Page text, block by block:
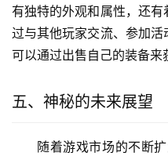
有独特的外观和属性，还
过与其他玩家交流、参加
可以通过出售自己的装备来
五、神秘的未来展望
随着游戏市场的不断